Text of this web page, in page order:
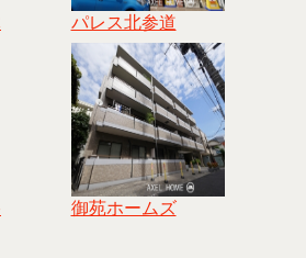
パレス北参道
御苑ホームズ